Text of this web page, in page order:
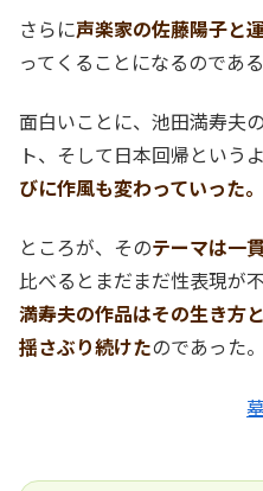
さらに声楽家の佐藤陽子と
ってくることになるのである
面白いことに、池田満寿夫
ト、そして日本回帰というよ
びに作風も変わっていった。
ところが、そのテーマは一
比べるとまだまだ性表現が
満寿夫の作品はその生き方
揺さぶり続けたのであった。